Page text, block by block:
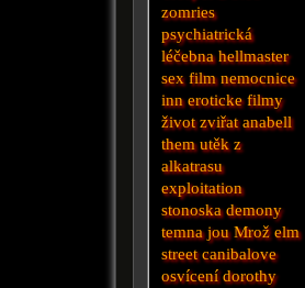
zomries
psychiatrická
léčebna hellmaster
sex film nemocnice
inn eroticke filmy
život zviřat anabell
them utěk z
alkatrasu
exploitation
stonoska demony
temna jou Mrož elm
street canibalove
osvícení dorothy